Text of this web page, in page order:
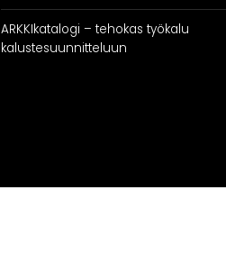
ARKKIkatalogi – tehokas työkalu
kalustesuunnitteluun